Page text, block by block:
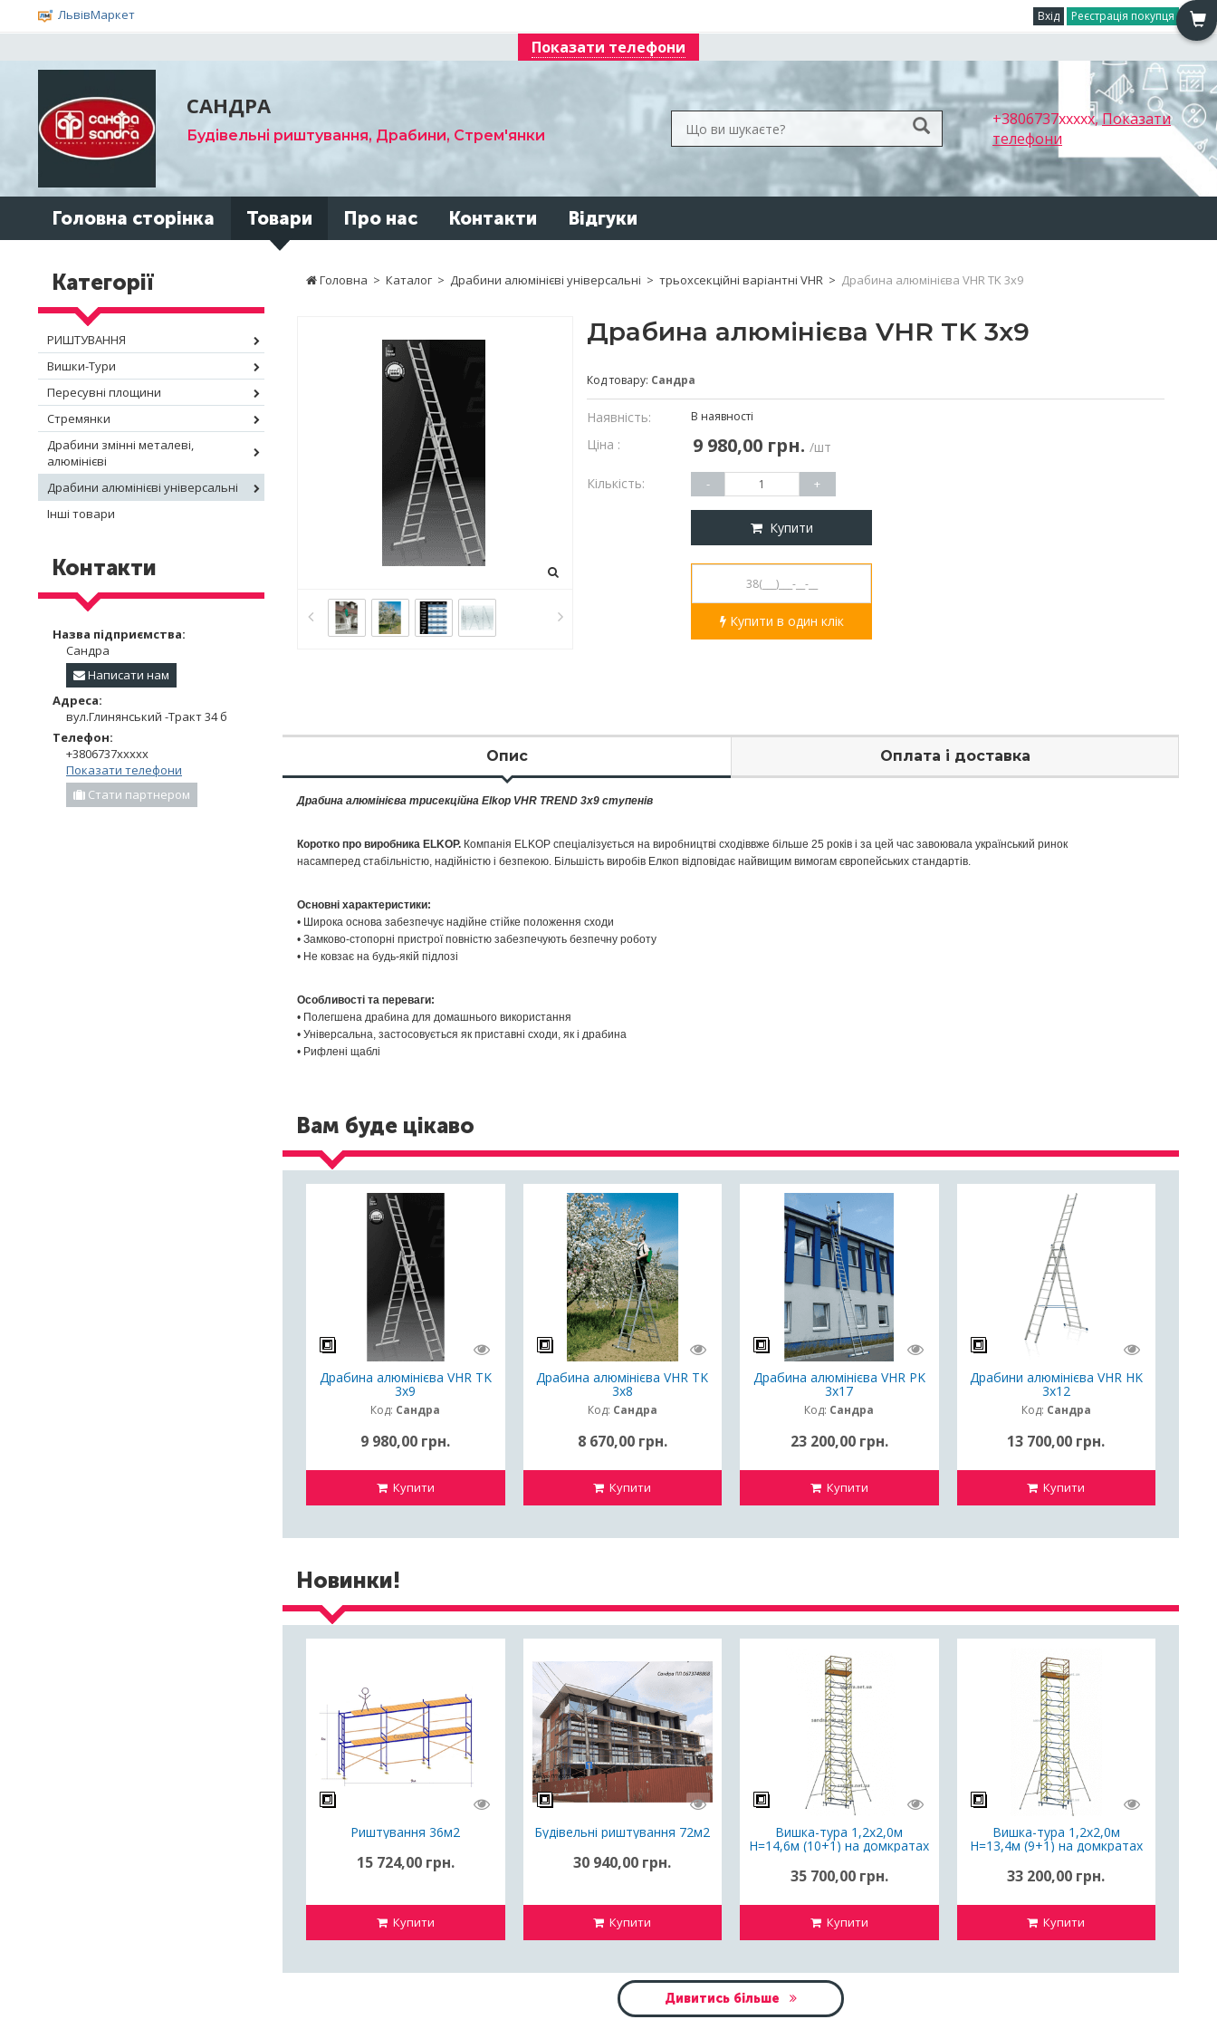
Вхід Реєстрація покупця
ЛьвівМаркет
Показати телефони
САНДРА
Будівельні риштування, Драбини, Стрем'янки
+3806737xxxxx,Показати
телефони
Головна сторінка Товари Про нас Контакти Відгуки
Головна > Каталог > Драбини алюмінієві універсальні > трьохсекційні варіантні VHR > Драбина алюмінієва VHR TK 3x9
Драбина алюмінієва VHR TK 3x9
Код товару: Сандра
Наявність: В наявності
Ціна : 9 980,00 грн. /шт
Кількість: - +
Купити
Купити в один клік
Опис Оплата і доставка
Драбина алюмінієва трисекційна Elkop VHR TREND 3x9 ступенів
Коротко про виробника ELKOP. Компанія ELKOP спеціалізується на виробництві сходіввже більше 25 років і за цей час завоювала український ринок
насамперед стабільністю, надійністю і безпекою. Більшість виробів Елкоп відповідає найвищим вимогам європейських стандартів.
Основні характеристики:
• Широка основа забезпечує надійне стійке положення сходи
• Замково-стопорні пристрої повністю забезпечують безпечну роботу
• Не ковзає на будь-якій підлозі
Особливості та переваги:
• Полегшена драбина для домашнього використання
• Універсальна, застосовується як приставні сходи, як і драбина
• Рифлені щаблі
Вам буде цікаво
Драбина алюмінієва VHR TK
3x9
Код: Сандра
9 980,00 грн.
Купити
Драбина алюмінієва VHR TK
3x8
Код: Сандра
8 670,00 грн.
Купити
Драбина алюмінієва VHR PK
3х17
Код: Сандра
23 200,00 грн.
Купити
Драбини алюмінієва VHR HK
3x12
Код: Сандра
13 700,00 грн.
Купити
Новинки!
Риштування 36м2
15 724,00 грн.
Купити
Будівельні риштування 72м2
30 940,00 грн.
Купити
Вишка-тура 1,2х2,0м
Н=14,6м (10+1) на домкратах
35 700,00 грн.
Купити
Вишка-тура 1,2х2,0м
Н=13,4м (9+1) на домкратах
33 200,00 грн.
Купити
Дивитись більше
Категорії
РИШТУВАННЯ
Вишки-Тури
Пересувні площини
Стремянки
Драбини змінні металеві,
алюмінієві
Драбини алюмінієві універсальні
Інші товари
Контакти
Назва підприємства:
Сандра
Написати нам
Адреса:
вул.Глинянський -Тракт 34 б
Телефон:
+3806737xxxxx
Показати телефони
Стати партнером